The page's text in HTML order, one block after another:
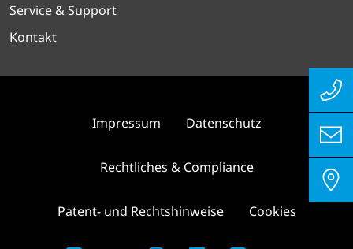
Service & Support
Kontakt
Impressum Datenschutz
Rechtliches & Compliance
Patent- und Rechtshinweise Cookies